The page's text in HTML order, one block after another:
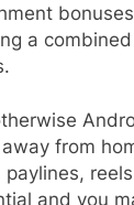
a
from
and you